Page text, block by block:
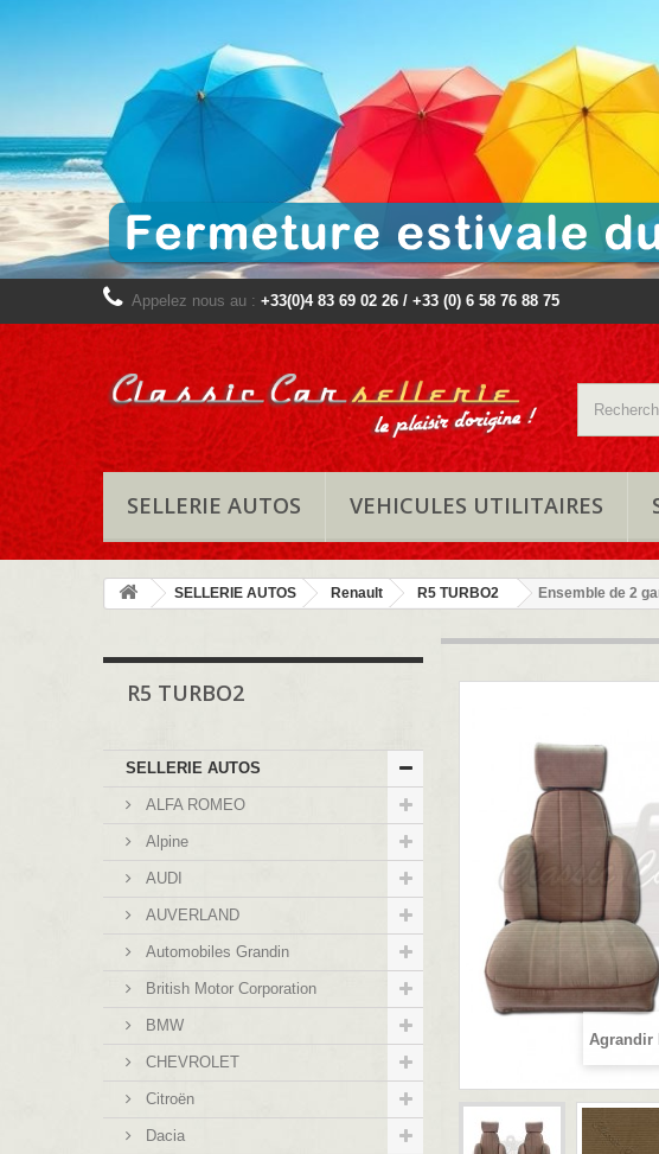
Appelez nous au : +33(0)4 83 69 02 26 / +33 (0) 6 58 76 88 75
SELLERIE AUTOS VEHICULES UTILITAIRES
SELLERIE AUTOS Renault R5 TURBO2 Ensemble de 2
R5 TURBO2
SELLERIE AUTOS
ALFA ROMEO
Alpine
AUDI
AUVERLAND
Automobiles Grandin
British Motor Corporation
BMW
CHEVROLET
Citroën
Dacia
Agrandir